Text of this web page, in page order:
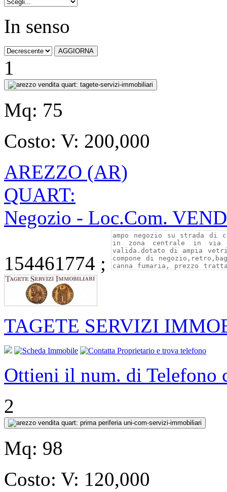
In senso
1
Mq: 75
Costo: V: 200,000
AREZZO (AR)
QUART:
Negozio - Loc.Com.
154461774 ;
TAGETE SERVIZI
Ottieni il num. di Telefono
2
Mq: 98
Costo: V: 120,000